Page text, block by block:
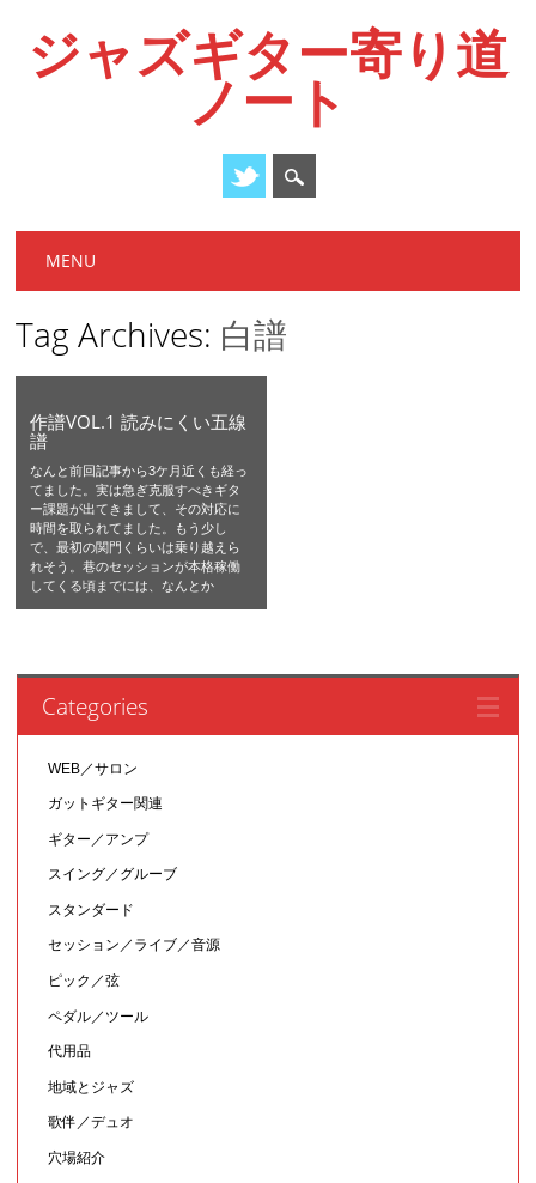
ジャズギター寄り道
ノート
Main menu
MENU
Tag Archives: 白譜
作譜VOL.1 読みにくい五線
譜
なんと前回記事から3ケ月近くも経っ
てました。実は急ぎ克服すべきギタ
ー課題が出てきまして、その対応に
時間を取られてました。もう少し
で、最初の関門くらいは乗り越えら
れそう。巷のセッションが本格稼働
してくる頃までには、なんとか
Categories
WEB／サロン
ガットギター関連
ギター／アンプ
スイング／グルーブ
スタンダード
セッション／ライブ／音源
ピック／弦
ペダル／ツール
代用品
地域とジャズ
歌伴／デュオ
穴場紹介